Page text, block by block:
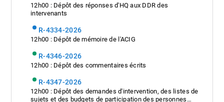
12h00 : Dépôt des réponses d'HQ aux DDR des
intervenants
R-4334-2026
12h00 : Dépôt de mémoire de l'ACIG
R-4346-2026
12h00 : Dépôt des commentaires écrits
R-4347-2026
12h00 : Dépôt des demandes d'intervention, des listes de
sujets et des budgets de participation des personnes